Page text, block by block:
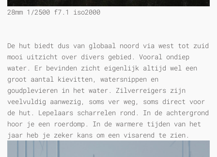
28mm 1/2500 f7.1 iso2000
De hut biedt dus van globaal noord via west tot zuid
mooi uitzicht over divers gebied. Vooral ondiep
water. Er bevinden zicht eigenlijk altijd wel een
groot aantal kievitten, watersnippen en
goudplevieren in het water. Zilverreigers zijn
veelvuldig aanwezig, soms ver weg, soms direct voor
de hut. Lepelaars scharrelen rond. In de achtergrond
hoor je een roerdomp. In de warmere tijden van het
jaar heb je zeker kans om een visarend te zien.